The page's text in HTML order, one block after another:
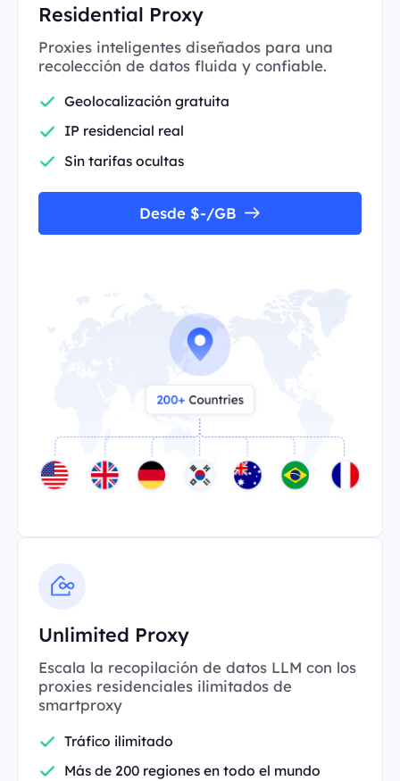
Residential Proxy
Proxies inteligentes diseñados para una
recolección de datos fluida y confiable.
Geolocalización gratuita
IP residencial real
Sin tarifas ocultas
Desde $-/GB
Unlimited Proxy
Escala la recopilación de datos LLM con los
proxies residenciales ilimitados de
smartproxy
Tráfico ilimitado
Más de 200 regiones en todo el mundo